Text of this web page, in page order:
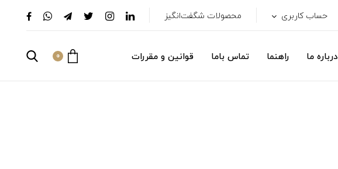
حساب کاربری محصولات شگفت‌انگیز
درباره ما راهنما تماس باما قوانین و مقررات 0